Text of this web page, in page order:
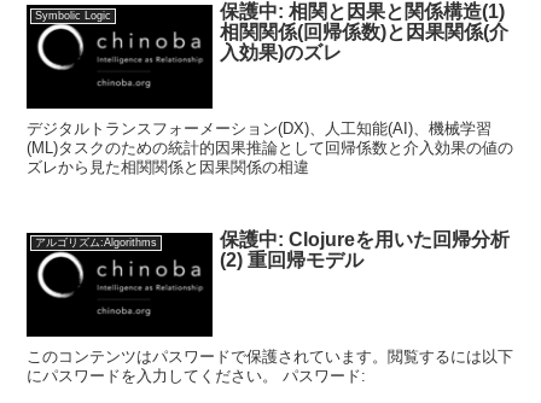
Symbolic Logic
保護中: 相関と因果と関係構造(1)
相関関係(回帰係数)と因果関係(介
入効果)のズレ
デジタルトランスフォーメーション(DX)、人工知能(AI)、機械学習
(ML)タスクのための統計的因果推論として回帰係数と介入効果の値の
ズレから見た相関関係と因果関係の相違
アルゴリズム:Algorithms
保護中: Clojureを用いた回帰分析
(2) 重回帰モデル
このコンテンツはパスワードで保護されています。閲覧するには以下
にパスワードを入力してください。 パスワード: